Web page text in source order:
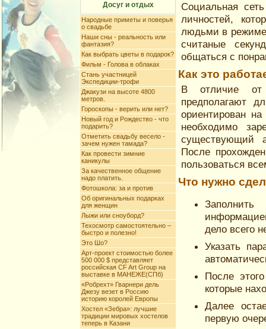
Досуг и отдых
Народные приметы и поверья
о свадьбе
Наши сны - реальность или
фантазия?
Как выбрать цветы в подарок?
Фильм - Голова в облаках
Стань участницей
Экспедиции-трофи
Джакузи на высоте 4800
метров.
Гороскопы - верить или нет?
Новый год и Рождество - что
подарить?
Отметить свадьбу весело -
зачем нужен тамада?
Как провести зимние
каникулы
За качественное общение
надо платить.
Фотошкола: за и против
Об оригинальных подарках
для женщин
Лыжи или сноуборд?
Техосмотр самостоятельно –
быстро и полезно!
Это Шо?
Арт-проект стоимостью более
500 000 $ представляет
российская CF Art Group на
выставке в МАНЕЖЕ(СПб)
«Робрехт» Гварнери дель
Джезу везет в Россию
историю королей Европы
Хостел «Зебра»: лучшие
традиции мировых хостелов
теперь в Казани
Социальная
личностей,
людьми в режиме
считаные
общаться с
Как это
В отличие от
предполагают
ориентирован
необходимо
существующий
После
пользоваться
Что нужно
дело всего
Указать
После
которые
Далее
первую